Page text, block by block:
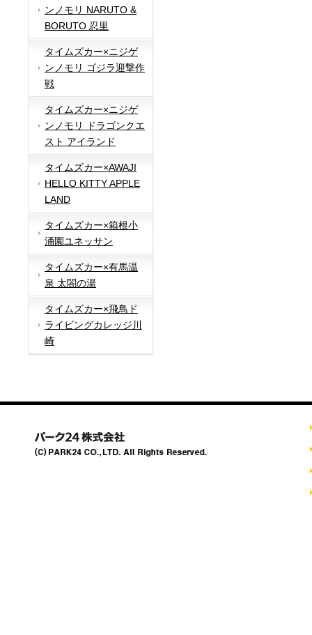
ンノモリ NARUTO &
BORUTO 忍里
タイムズカー×ニジゲ
ンノモリ ゴジラ迎撃作
戦
タイムズカー×ニジゲ
ンノモリ ドラゴンクエ
スト アイランド
タイムズカー×AWAJI
HELLO KITTY APPLE
LAND
タイムズカー×箱根小
涌園ユネッサン
タイムズカー×有馬温
泉 太閤の湯
タイムズカー×飛鳥ド
ライビングカレッジ川
崎